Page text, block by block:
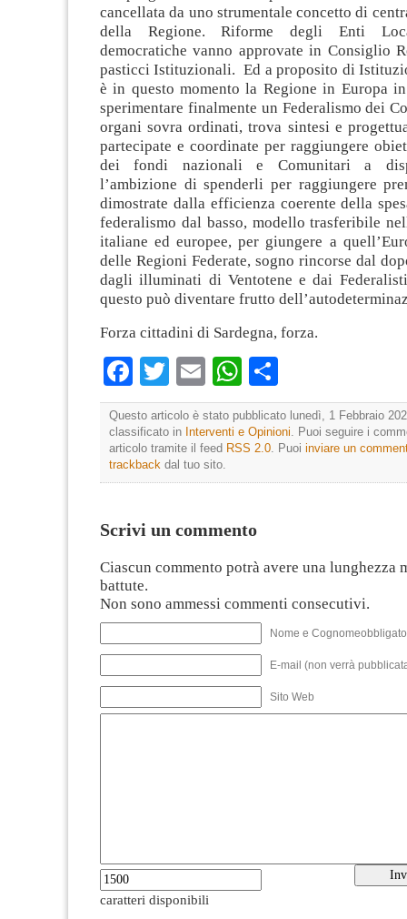
cancellata da uno strumentale concetto di
della Regione. Riforme degli Enti
democratiche vanno approvate in Consiglio
pasticci Istituzionali. Ed a proposito di
è in questo momento la Regione in Europa
sperimentare finalmente un Federalismo dei
organi sovra ordinati, trova sintesi e
partecipate e coordinate per raggiungere
dei fondi nazionali e Comunitari a
l’ambizione di spenderli per raggiungere
dimostrate dalla efficienza coerente della
federalismo dal basso, modello trasferibile
italiane ed europee, per giungere a
delle Regioni Federate, sogno rincorse dal
dagli illuminati di Ventotene e dai
questo può diventare frutto
Forza cittadini di Sardegna, forza.
Facebook
Twitter
EmailWhatsApp
Questo articolo è stato pubblicato lunedì, 1 Febbraio
classificato in Interventi e Opinioni . Puoi seguire i
articolo tramite il feed RSS 2.0 . Puoi inviare un
trackback dal tuo sito.
Scrivi un commento
Ciascun commento potrà avere una lunghezza
battute.
Non sono ammessi commenti consecutivi.
Nome e
E-mail (non verrà
Sito Web
caratteri disponibili